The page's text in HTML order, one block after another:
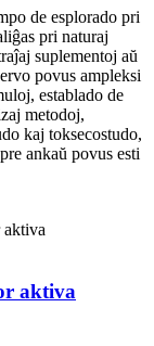
de esplorado pri
pri naturaj
suplementoj aŭ
povus ampleksi
establado de
metodoj,
kaj toksecostudo,
ankaŭ povus esti
aktiva